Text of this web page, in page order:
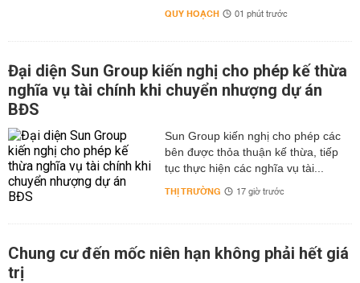
QUY HOẠCH 01 phút trước
Đại diện Sun Group kiến nghị cho phép kế thừa
nghĩa vụ tài chính khi chuyển nhượng dự án
BĐS
Sun Group kiến nghị cho phép các
bên được thỏa thuận kế thừa, tiếp
tục thực hiện các nghĩa vụ tài...
THỊ TRƯỜNG 17 giờ trước
Chung cư đến mốc niên hạn không phải hết giá
trị